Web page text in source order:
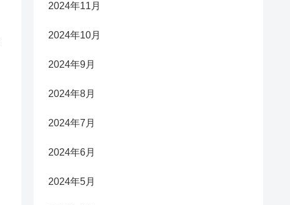
2024年11月
2024年10月
2024年9月
2024年8月
2024年7月
2024年6月
2024年5月